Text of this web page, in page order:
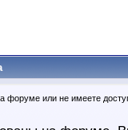
форуме или не имеете